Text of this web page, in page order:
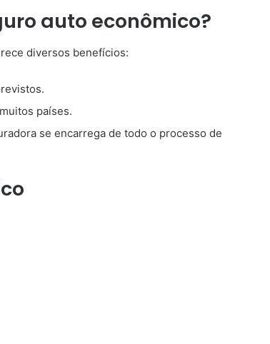
auto econômico?
diversos benefícios:
países.
se encarrega de todo o processo de